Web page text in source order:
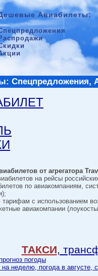
Авиабилеты:
Распродажи
Спецпредложения,
от агрегатора
на рейсы
по авиакомпаниям,
с использованием
авиакомпании
ТАКСИ,
погоды
неделю, погода в августе,